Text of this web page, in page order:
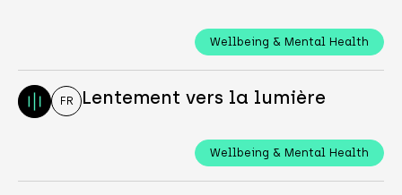
Wellbeing & Mental Health
FR Lentement vers la lumière
Wellbeing & Mental Health